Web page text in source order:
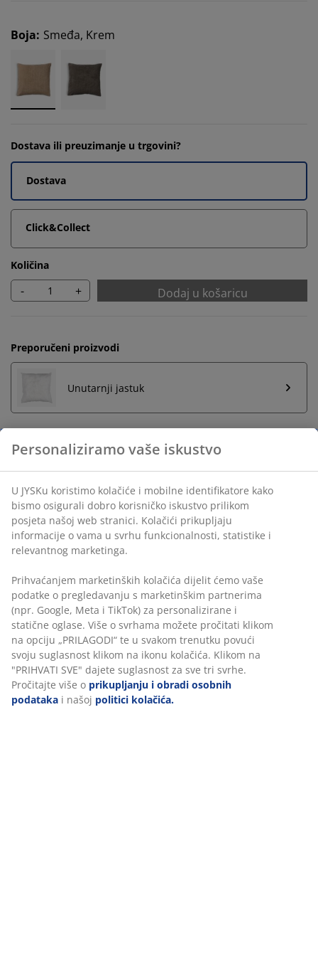
Boja: Smeđa, Krem
Dostava ili preuzimanje u trgovini?
Dostava
Click&Collect
Količina
- + Dodaj u košaricu
Preporučeni proizvodi
Unutarnji jastuk
trgovinu
Jamstvo cijene
Jamstvo cijene unutar 30 dana za sve proizvode
Fleksibilne opcije dostave
BROJ ARTIKLA: 6899274
Podaci o proizvodu
Personaliziramo vaše iskustvo
U JYSKu koristimo kolačiće i mobilne identifikatore kako
našoj web stranici. Kolačići prikupljaju informacije o vama
u svrhu funkcionalnosti, statistike i relevantnog
marketinga.
Prihvaćanjem marketinških kolačića dijelit ćemo vaše
podatke o pregledavanju s marketinškim partnerima (npr.
Google, Meta i TikTok) za personalizirane i statične oglase.
Više o svrhama možete pročitati klikom na opciju
„PRILAGODI“ te u svakom trenutku povući svoju suglasnost